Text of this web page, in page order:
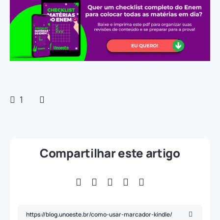
1
Compartilhar este artigo